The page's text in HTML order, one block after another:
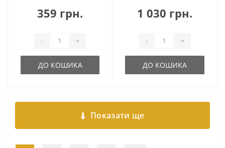
359 грн.
- +
ДО КОШИКА
1 030 грн.
- +
ДО КОШИКА
Показати ще